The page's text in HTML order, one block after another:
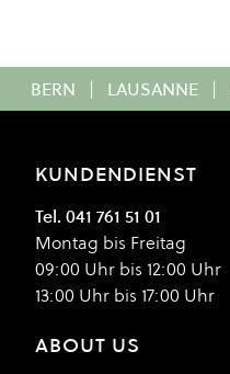
BERN | LAUSANNE |
KUNDENDIENST
Tel. 041 761 51 01
Montag bis Freitag
09:00 Uhr bis 12:00 Uhr
13:00 Uhr bis 17:00 Uhr
ABOUT US